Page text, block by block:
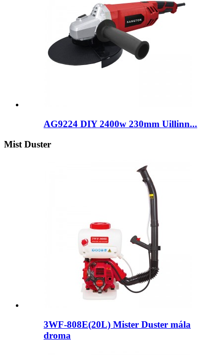
AG9224 DIY 2400w 230mm Uillinn...
Mist Duster
3WF-808E(20L) Mister Duster mála
droma